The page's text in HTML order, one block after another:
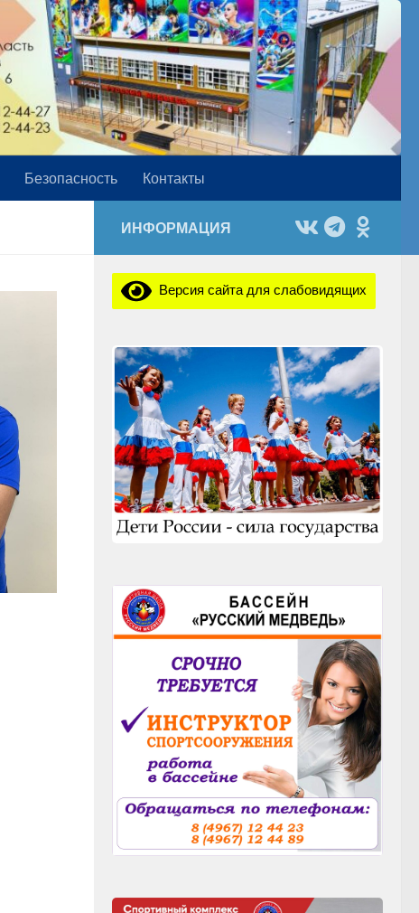
Безопасность Контакты
ИНФОРМАЦИЯ
Версия сайта для слабовидящих